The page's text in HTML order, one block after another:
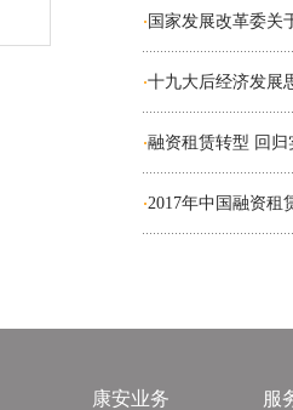
· 国家发展改革委关
·十九大后经济发展
·融资租赁转型 回
·2017年中国融资租
康安业务 服